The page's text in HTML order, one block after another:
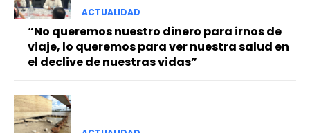
ACTUALIDAD
“No queremos nuestro dinero para irnos de
viaje, lo queremos para ver nuestra salud en
el declive de nuestras vidas”